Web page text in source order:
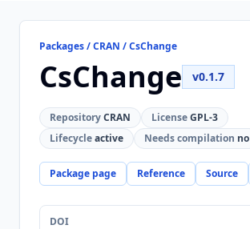
Packages / CRAN / CsChange
CsChange v0.1.7
RepositoryCRAN LicenseGPL-3
Lifecycleactive Needs compilation no
Package page Reference Source
DOI